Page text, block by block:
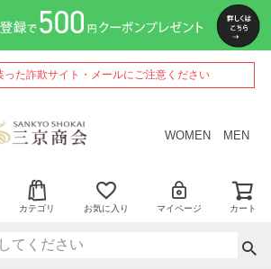
た詐欺サイト・メールにご注意ください
WOMEN MEN
カテゴリ お気に入り マイページ カート